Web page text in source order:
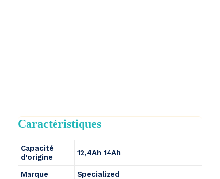
Caractéristiques
Capacité
d'origine
12,4Ah 14Ah
Marque
Specialized